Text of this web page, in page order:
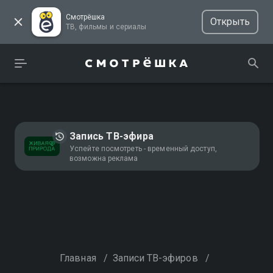
Смотрёшка
ТВ, фильмы и сериалы
Открыть
Запись ТВ-эфира
Успейте посмотреть - временный доступ,
возможна реклама
Главная / Записи ТВ-эфиров /